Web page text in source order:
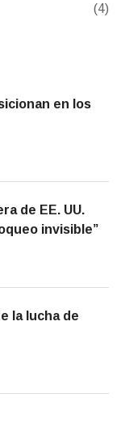
(4)
en los
de EE. UU.
invisible”
la lucha de